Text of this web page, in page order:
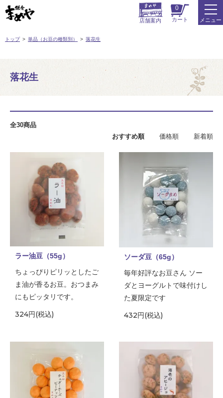
店舗案内
0
カート メニュー
トップ 単品（お豆の種類別） 落花生
落花生
全30商品
おすすめ順
価格順 新着順
ラー油豆（55g）
ちょっぴりピリッとしたご
ま油が香るお豆。おつまみ
にもピッタリです。
324円(税込)
ソーダ豆（65g）
毎年好評なお豆さん ソー
ダとヨーグルトで味付けし
た夏限定です
432円(税込)